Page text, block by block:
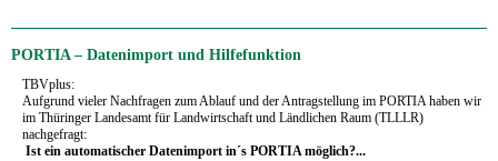
PORTIA – Datenimport und Hilfefunktion
TBVplus:
Aufgrund vieler Nachfragen zum Ablauf und der Antragstellung im PORTIA haben wir
im Thüringer Landesamt für Landwirtschaft und Ländlichen Raum (TLLLR)
nachgefragt:
Ist ein automatischer Datenimport in´s PORTIA möglich?...